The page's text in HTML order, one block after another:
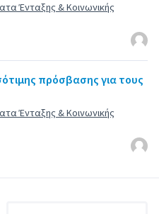
Ένταξης & Κοινωνικής
πρόσβασης για τους
Ένταξης & Κοινωνικής